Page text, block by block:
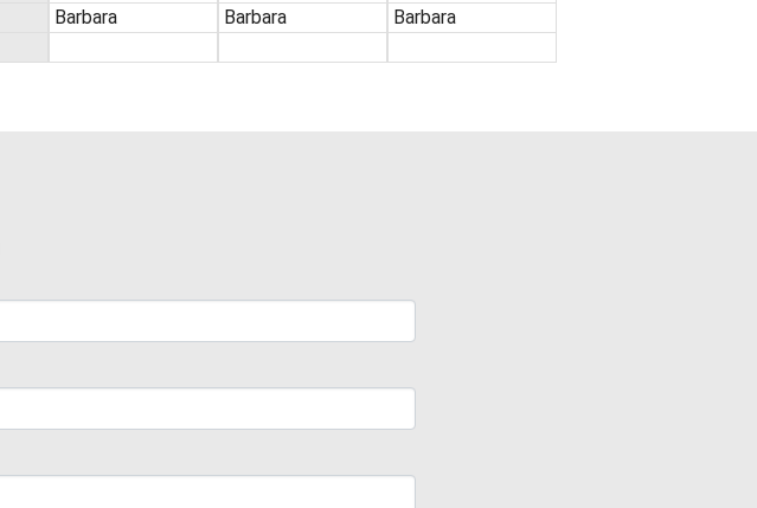
Barbara Barbara Barbara